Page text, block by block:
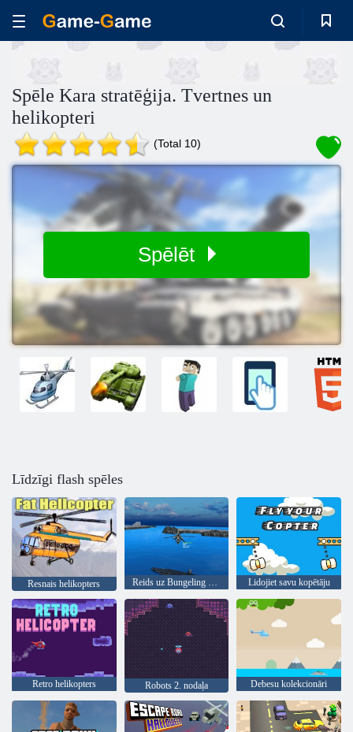
Spēle Kara stratēģija. Tvertnes un
helikopteri
(Total 10)
Spēlēt
Līdzīgi flash spēles
Resnais helikopters Reids uz Bungeling Bay 3D Lidojiet savu kopētāju
Retro helikopters Robots 2. nodaļa Debesu kolekcionāri